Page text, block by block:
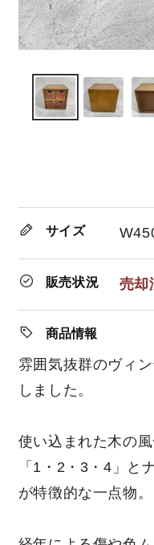
サイズ
販売状況 売却
商品情報
雰囲気抜群のヴィ
しました。
使い込まれた木の風
「1・2・3・4」と
が特徴的な一点物。